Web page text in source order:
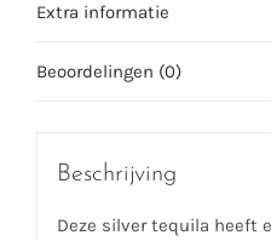
Extra informatie
Beoordelingen (0)
Beschrijving
Deze silver tequila heeft